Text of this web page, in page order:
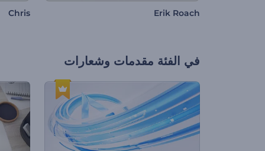
Erik Roach
Chris
في الفئة مقدمات وشعارات